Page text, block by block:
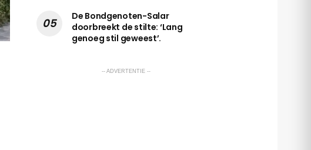
De Bondgenoten-Salar
doorbreekt de stilte: ‘Lang
genoeg stil geweest’.
-- ADVERTENTIE --